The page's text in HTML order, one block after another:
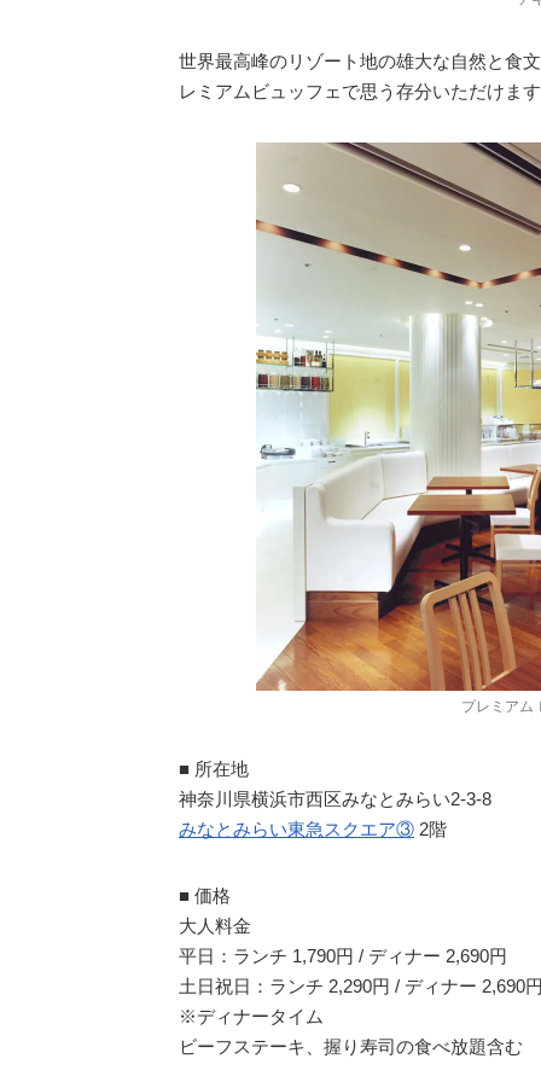
世界最高峰のリゾート地の雄大な自然と食
レミアムビュッフェで思う存分いただけま
プレミアム
■ 所在地
神奈川県横浜市西区みなとみらい2-3-8
みなとみらい東急スクエア③ 2階
■ 価格
大人料金
平日：ランチ 1,790円 / ディナー 2,690円
土日祝日：ランチ 2,290円 / ディナー 2,690
※ディナータイム
ビーフステーキ、握り寿司の食べ放題含む